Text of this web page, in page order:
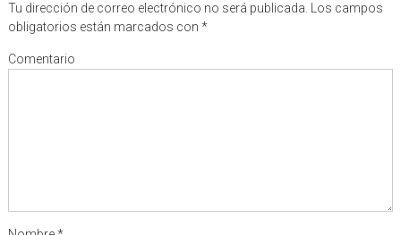
turca
Tu dirección de correo electrónico no será publicada.
Los campos
obligatorios están marcados con *
Comentario